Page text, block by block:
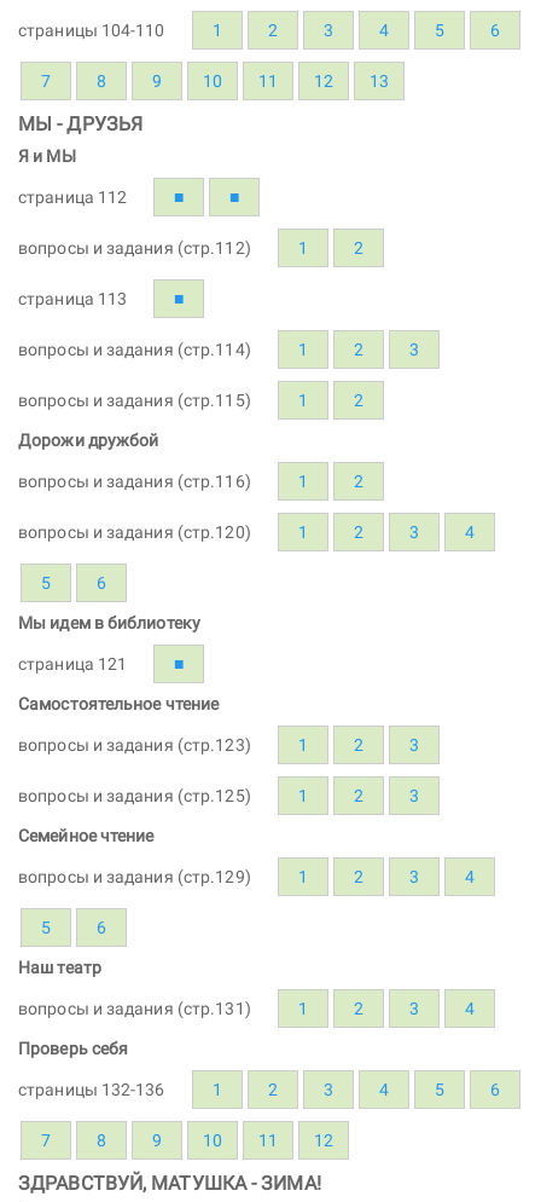
страницы 104-110 1 2 3 4 5 6
7 8 9 10 11 12 13
МЫ - ДРУЗЬЯ
Я и МЫ
страница 112 ■ ■
вопросы и задания (стр.112) 1 2
страница 113 ■
вопросы и задания (стр.114) 1 2 3
вопросы и задания (стр.115) 1 2
Дорожи дружбой
вопросы и задания (стр.116) 1 2
вопросы и задания (стр.120) 1 2 3 4
5 6
Мы идем в библиотеку
страница 121 ■
Самостоятельное чтение
вопросы и задания (стр.123) 1 2 3
вопросы и задания (стр.125) 1 2 3
Семейное чтение
вопросы и задания (стр.129) 1 2 3 4
5 6
Наш театр
вопросы и задания (стр.131) 1 2 3 4
Проверь себя
страницы 132-136 1 2 3 4 5 6
7 8 9 10 11 12
ЗДРАВСТВУЙ, МАТУШКА - ЗИМА!